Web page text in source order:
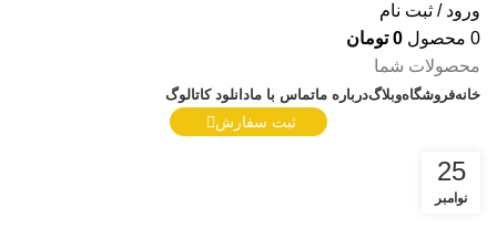
ورود / ثبت نام
0 محصول 0 تومان
محصولات شما
خانهفروشگاهوبلاگدرباره ماتماس با مادانلود کاتالوگ
ثبت سفارش
25
نوامبر